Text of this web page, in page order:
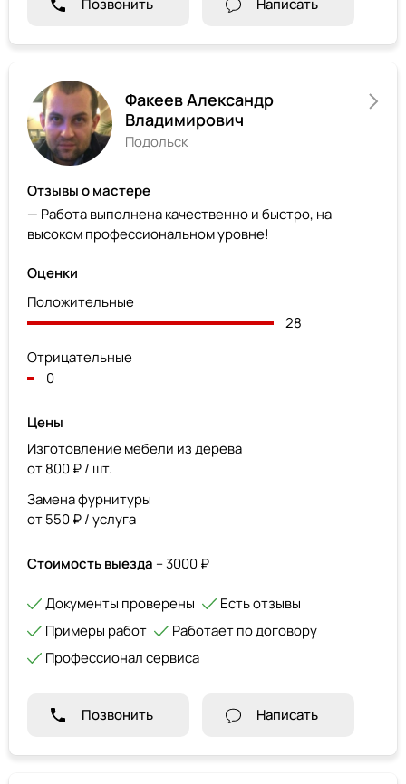
Позвонить Написать
Факеев Александр
Владимирович
Подольск
Отзывы о мастере
— Работа выполнена качественно и быстро, на
высоком профессиональном уровне!
Оценки
Положительные
28
Отрицательные
0
Цены
Изготовление мебели из дерева
от 800 ₽ / шт.
Замена фурнитуры
от 550 ₽ / услуга
Стоимость выезда – 3000 ₽
Документы проверены
Есть отзывы
Примеры работ
Работает по договору
Профессионал сервиса
Позвонить Написать